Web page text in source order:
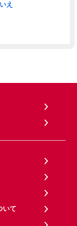
え
いて